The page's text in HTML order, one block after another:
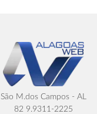
São M.dos Campos - AL
82 9.9311-2225